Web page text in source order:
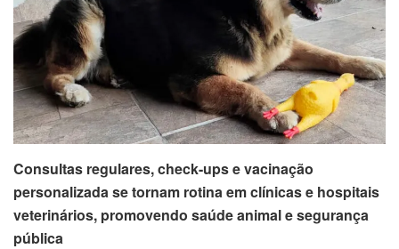
Consultas regulares, check-ups e vacinação
personalizada se tornam rotina em clínicas e hospitais
veterinários, promovendo saúde animal e segurança
pública